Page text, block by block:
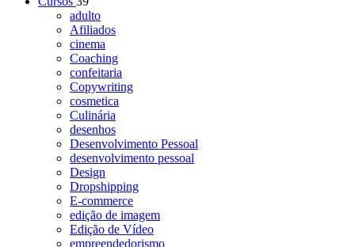
adulto
Afiliados
cinema
Coaching
confeitaria
Copywriting
cosmetica
Culinária
desenhos
Desenvolvimento Pessoal
desenvolvimento pessoal
Design
Dropshipping
E-commerce
edição de imagem
Edição de Vídeo
empreendedorismo